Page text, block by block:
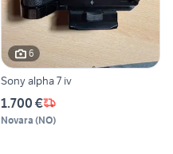
6
Sony alpha 7 iv
1.700 €
Novara (NO)